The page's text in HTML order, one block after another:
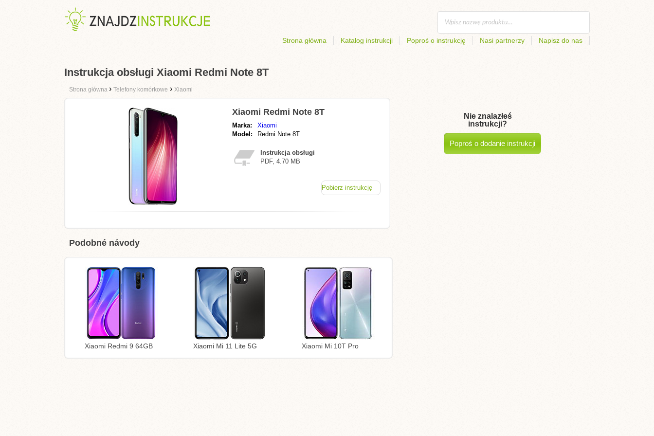
Strona główna Katalog instrukcji Poproś o instrukcję Nasi partnerzy Napisz do nas
Instrukcja obsługi Xiaomi Redmi Note 8T
Strona główna › Telefony komórkowe › Xiaomi
Xiaomi Redmi Note 8T
Marka:
Xiaomi
Model:
Redmi Note 8T
Instrukcja obsługi
PDF, 4.70 MB
Pobierz instrukcję
Podobné návody
Xiaomi Redmi 9 64GB Xiaomi Mi 11 Lite 5G Xiaomi Mi 10T Pro
Nie znalazłeś
instrukcji?
Poproś o dodanie instrukcji